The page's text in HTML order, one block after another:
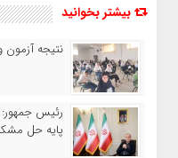
بیشتر بخوانید
نتیجه آزمون
رئیس
پایه حل